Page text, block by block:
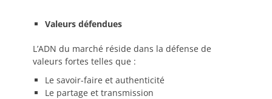
Valeurs défendues
L’ADN du marché réside dans la défense de
valeurs fortes telles que :
Le savoir-faire et authenticité
Le partage et transmission